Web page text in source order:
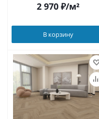
2 970₽/м²
В корзину